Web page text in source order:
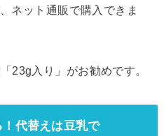
ネット通販で購入できま
23g入り」がお勧めです。
代替えは豆乳で